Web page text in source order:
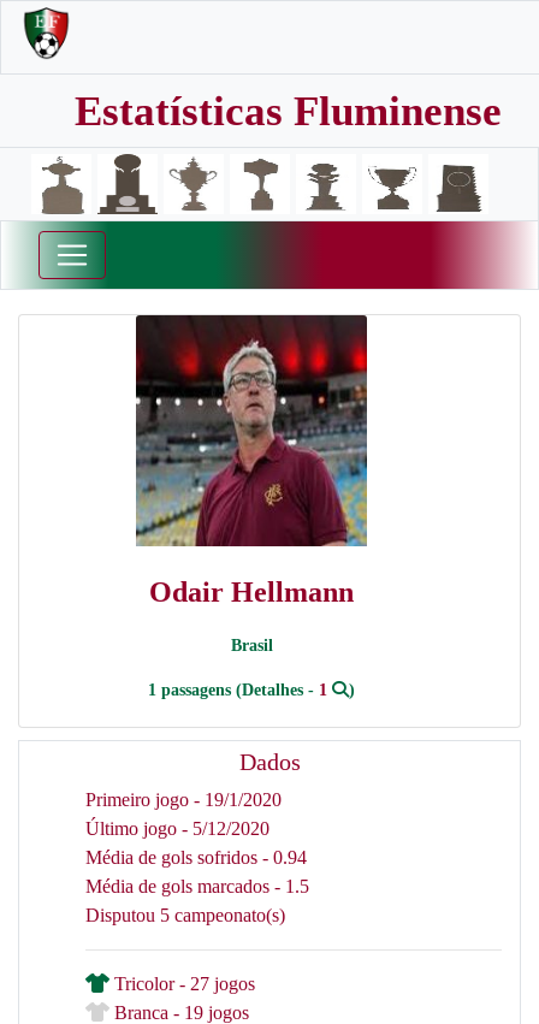
Estatísticas Fluminense
Odair Hellmann
Brasil
1 passagens (Detalhes - 1 )
Dados
Primeiro jogo - 19/1/2020
Último jogo - 5/12/2020
Média de gols sofridos - 0.94
Média de gols marcados - 1.5
Disputou 5 campeonato(s)
Tricolor - 27 jogos
Branca - 19 jogos